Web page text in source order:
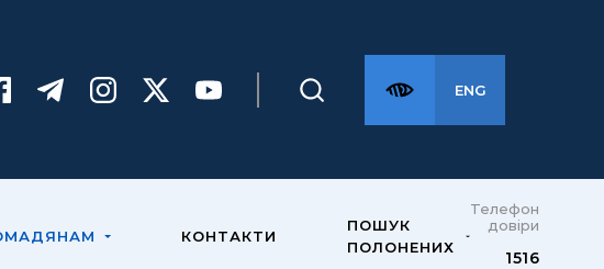
ENG
КОНТАКТИ
ПОШУК
ПОЛОНЕНИХ
Телефон
довіри
1516